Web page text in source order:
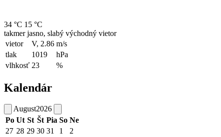
34 °C 15 °C
takmer jasno, slabý východný vietor
vietor
V, 2.86 m/s
tlak
1019
hPa
vlhkosť 23 %
Kalendár
August2026
Po Ut St Št Pia So Ne
27 28 29 30 31 1
2